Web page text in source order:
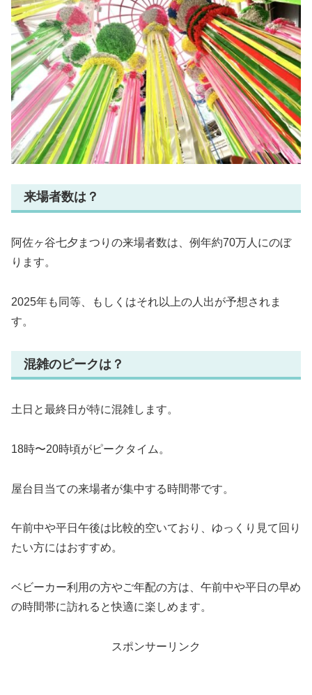
来場者数は？
阿佐ヶ谷七夕まつりの来場者数は、例年約70万人にのぼ
ります。
2025年も同等、もしくはそれ以上の人出が予想されま
す。
混雑のピークは？
土日と最終日が特に混雑します。
18時〜20時頃がピークタイム。
屋台目当ての来場者が集中する時間帯です。
午前中や平日午後は比較的空いており、ゆっくり見て回り
たい方にはおすすめ。
ベビーカー利用の方やご年配の方は、午前中や平日の早め
の時間帯に訪れると快適に楽しめます。
スポンサーリンク